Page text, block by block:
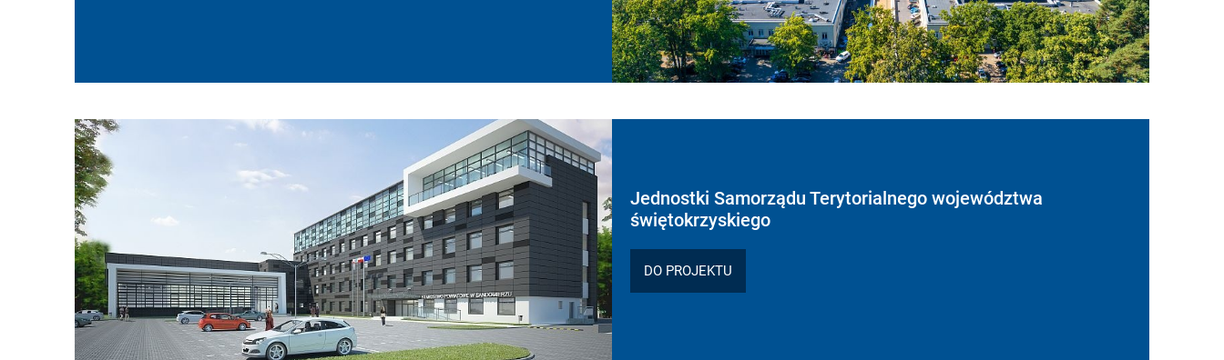
Jednostki Samorządu Terytorialnego województwa
świętokrzyskiego
DO PROJEKTU